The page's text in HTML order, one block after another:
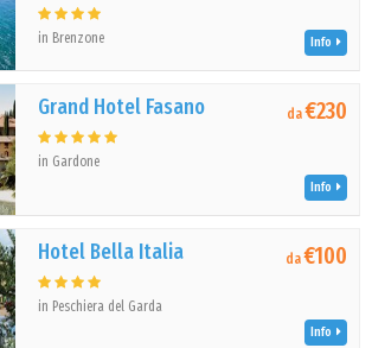
in Brenzone Info
Grand Hotel Fasano
in Gardone
da€230
Info
Hotel Bella Italia
in Peschiera del Garda
da€100
Info